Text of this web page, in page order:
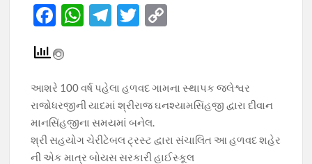
F
e
b
o
o
k
W
s
A
p
p
T
gr
a
m
T
er y
Li
k
આશરે 100 વર્ષ પહેલા હળવદ ગામના સ્થાપક જલેશ્વર
રાજોધરજીની યાદમાં શ્રીરાજ ઘનશ્યામસિંહજી દ્વારા દીવાન
માનસિંહજીના સમયમાં બનેલ.
શ્રી સહયોગ ચેરીટેબલ ટ્રસ્ટ દ્વારા સંચાલિત આ હળવદ શહેર
ની એક માત્ર બોયસ સરકારી હાઈસ્કૂલ